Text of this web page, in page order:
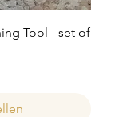
Tool - set of